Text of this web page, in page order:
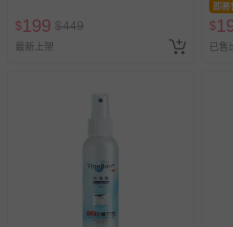
$199 $449
最新上架
即將
$
已售